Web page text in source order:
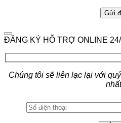
ĐĂNG KÝ HỖ TRỢ ONLINE
Chúng tôi sẽ liên lạc lại với
nhất